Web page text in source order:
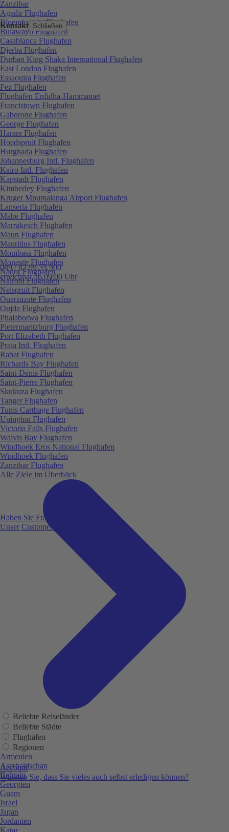
Kontakt Schließen
089 / 82 99 33 900
erreichbar ab 09:00 Uhr
Haben Sie Fragen?
Unser Customer Service ist für Sie da!
Account
Wussten Sie, dass Sie vieles auch selbst erledigen können?
Zanzibar
Agadir Flughafen
Bloemfontein Flughafen
Bulawayo Flughafen
Casablanca Flughafen
Djerba Flughafen
Durban King Shaka International Flughafen
East London Flughafen
Essaouira Flughafen
Fez Flughafen
Flughafen Enfidha-Hammamet
Francistown Flughafen
Gaborone Flughafen
George Flughafen
Harare Flughafen
Hoedspruit Flughafen
Hurghada Flughafen
Johannesburg Intl. Flughafen
Kairo Intl. Flughafen
Kapstadt Flughafen
Kimberley Flughafen
Kruger Mpumalanga Airport Flughafen
Lanseria Flughafen
Mahe Flughafen
Marrakesch Flughafen
Maun Flughafen
Mauritius Flughafen
Mombasa Flughafen
Monastir Flughafen
Nador Flughafen
Nairobi Flughafen
Nelspruit Flughafen
Ouarzazate Flughafen
Oujda Flughafen
Phalaborwa Flughafen
Pietermaritzburg Flughafen
Port Elizabeth Flughafen
Praia Intl. Flughafen
Rabat Flughafen
Richards Bay Flughafen
Saint-Denis Flughafen
Saint-Pierre Flughafen
Skukuza Flughafen
Tanger Flughafen
Tunis Carthage Flughafen
Upington Flughafen
Victoria Falls Flughafen
Walvis Bay Flughafen
Windhoek Eros National Flughafen
Windhoek Flughafen
Zanzibar Flughafen
Alle Ziele im Überblick
Beliebte Reiseländer
Beliebte Städte
Flughäfen
Regionen
Armenien
Aserbaidschan
Bahrain
Georgien
Guam
Israel
Japan
Jordanien
Katar